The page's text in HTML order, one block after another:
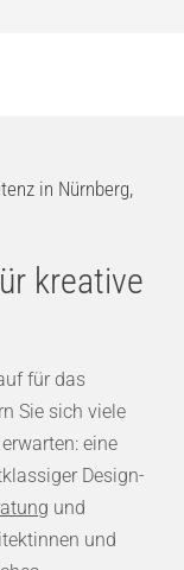
in Nürnberg,
kreative
für das
Sie sich viele
eine
Design-
und
und